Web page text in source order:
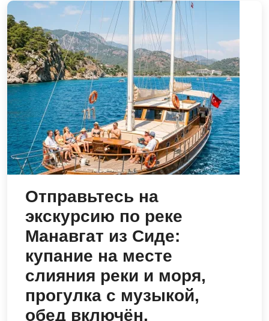
Отправьтесь на
экскурсию по реке
Манавгат из Сиде:
купание на месте
слияния реки и моря,
прогулка с музыкой,
обед включён.